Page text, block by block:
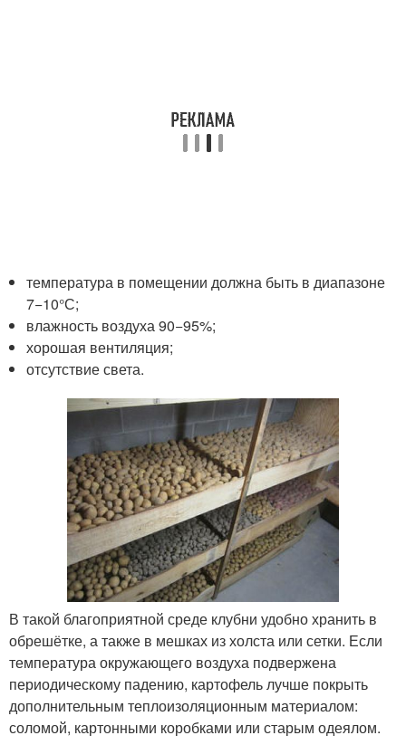
температура в помещении должна быть в диапазоне
7−10°С;
влажность воздуха 90−95%;
хорошая вентиляция;
отсутствие света.
В такой благоприятной среде клубни удобно хранить в
обрешётке, а также в мешках из холста или сетки. Если
температура окружающего воздуха подвержена
периодическому падению, картофель лучше покрыть
дополнительным теплоизоляционным материалом:
соломой, картонными коробками или старым одеялом.